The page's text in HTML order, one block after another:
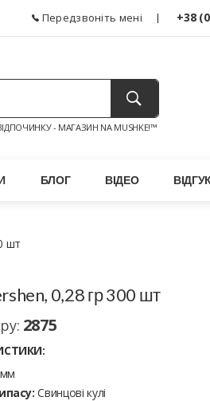
Передзвоніть мені +38
- МАГАЗИН NA MUSHKE!™
БЛОГ ВІДЕО
шт
0,28 гр 300 шт
2875
Cвинцові кулі